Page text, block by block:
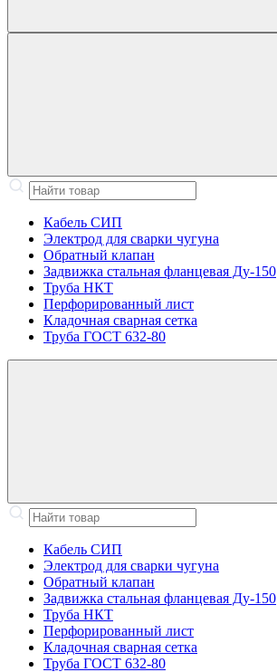
Кабель СИП
Электрод для сварки чугуна
Обратный клапан
Задвижка стальная фланцевая Ду-150
Труба НКТ
Перфорированный лист
Кладочная сварная сетка
Труба ГОСТ 632-80
Кабель СИП
Электрод для сварки чугуна
Обратный клапан
Задвижка стальная фланцевая Ду-150
Труба НКТ
Перфорированный лист
Кладочная сварная сетка
Труба ГОСТ 632-80